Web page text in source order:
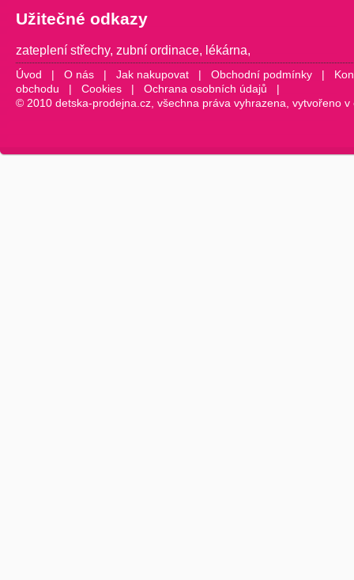
Užitečné odkazy
zateplení střechy, zubní ordinace, lékárna,
Úvod | O nás | Jak nakupovat | Obchodní podmínky |
obchodu | Cookies | Ochrana osobních údajů |
© 2010 detska-prodejna.cz, všechna práva vyhrazena, vytvořeno v